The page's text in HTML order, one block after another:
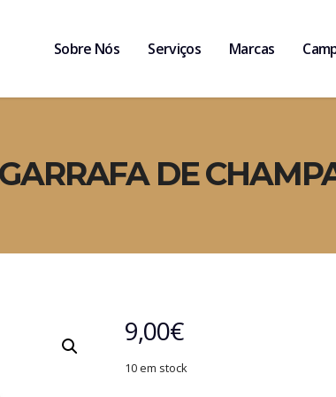
Sobre Nós Serviços Marcas
DE
9,00€
10 em stock